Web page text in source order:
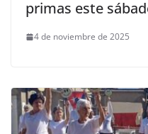
primas este
4 de noviembre de 2025